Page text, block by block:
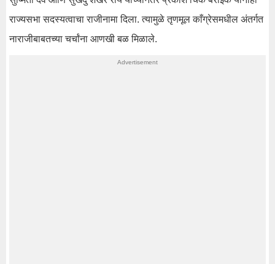
राज्यसभा सदस्यत्वाचा राजीनामा दिला. त्यामुळे तृणमूल काँग्रेसमधील अंतर्गत
नाराजीबाबतच्या चर्चांना आणखी बळ मिळाले.